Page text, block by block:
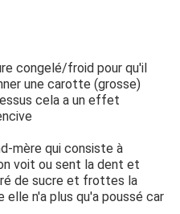
congelé/froid pour qu'il
une carotte (grosse)
cela a un effet
mère qui consiste à
voit ou sent la dent et
de sucre et frottes la
elle n'a plus qu'a poussé car